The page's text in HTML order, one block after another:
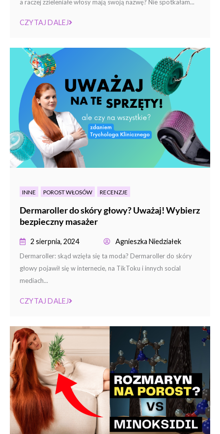
a raczej zzieleniałe włosy mają swoją nazwę? Nie spotkałam...
CZYTAJ DALEJ
INNE POROST WŁOSÓW RECENZJE
Dermaroller do skóry głowy? Uważaj! Wybierz
bezpieczny masażer
2 sierpnia, 2024 Agnieszka Niedziałek
Dermaroller: skąd wzięła się ta moda? Dermaroller do skóry
głowy pojawił się w internecie, na TikToku i innych social
mediach...
CZYTAJ DALEJ